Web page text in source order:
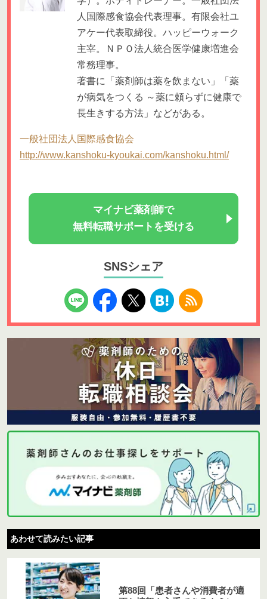
人国際感食協会代表理事。有限会社ユ
アケー代表取締役。ハッピーウォーク
主宰。ＮＰＯ法人統合医学健康増進会
常務理事。
著書に「薬剤師は薬を飲まない」「薬
が病気をつくる ～薬に頼らずに健康で
長生きする方法」などがある。
一般社団法人国際感食協会
http://www.kanshoku-kyoukai.com/kanshoku.html/
マイナビ薬剤師で
無料転職サポートを受ける
SNSシェア
あわせて読みたい記事
第88回「患者さんや消費者が適